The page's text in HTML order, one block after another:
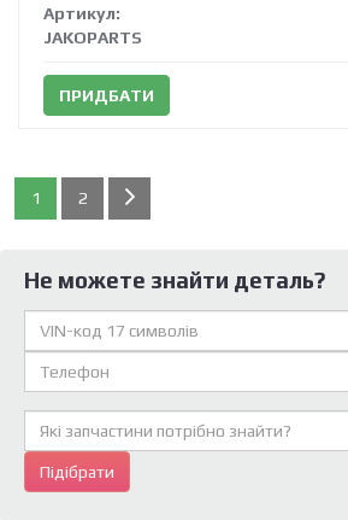
Артикул:
JAKOPARTS
ПРИДБАТИ
1 2
Не можете знайти деталь?
Підібрати